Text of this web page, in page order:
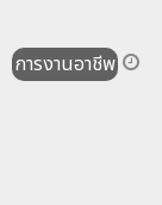
การงานอาชีพ